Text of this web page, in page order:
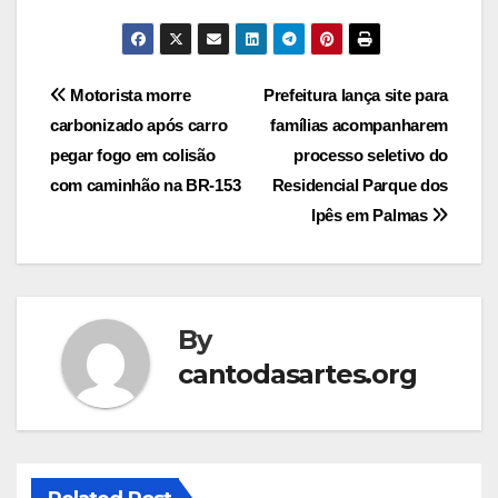
Post
navigation
Prefeitura lança site para
famílias acompanharem
processo seletivo do
Residencial Parque dos
Ipês em Palmas
Motorista morre
carbonizado após carro
pegar fogo em colisão
com caminhão na BR-153
By
cantodasartes.org